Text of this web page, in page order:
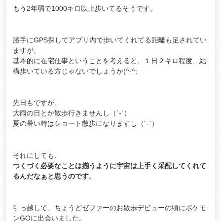
もう2年弱で1000キロ以上歩いてるそうです。
勝手にGPS探してアプリ内で歩いてくれてる距離も足されてい
ますが、
基本的に在宅仕事ということを考えると、１日２キロ程度、結
構歩いている方じゃないでしょうか(^-^;
先日もですが、
大雨の日とか散歩行きませんし（´-`）
夏の暑い時はショート散歩になりますし（´-`）
それにしても、
つくづく必要なことは揃うように宇宙は上手く采配してくれて
るんだなぁと思うのです。
引っ越して、ちょうどゼファーのお散歩デビューの頃にポケモ
ンGOに出会いました。